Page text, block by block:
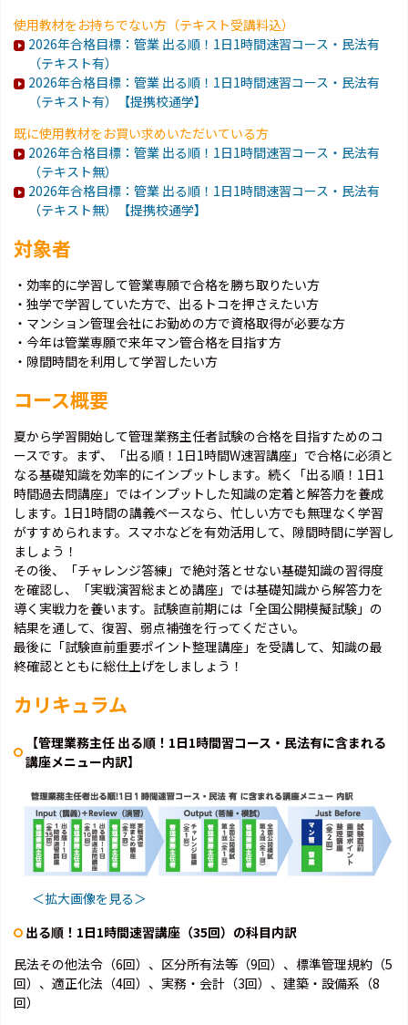
使用教材をお持ちでない方（テキスト受講料込）
2026年合格目標：管業 出る順！1日1時間速習コース・民法有
（テキスト有）
2026年合格目標：管業 出る順！1日1時間速習コース・民法有
（テキスト有）【提携校通学】
既に使用教材をお買い求めいただいている方
2026年合格目標：管業 出る順！1日1時間速習コース・民法有
（テキスト無）
2026年合格目標：管業 出る順！1日1時間速習コース・民法有
（テキスト無）【提携校通学】
対象者
・効率的に学習して管業専願で合格を勝ち取りたい方
・独学で学習していた方で、出るトコを押さえたい方
・マンション管理会社にお勤めの方で資格取得が必要な方
・今年は管業専願で来年マン管合格を目指す方
・隙間時間を利用して学習したい方
コース概要
夏から学習開始して管理業務主任者試験の合格を目指すためのコ
ースです。まず、「出る順！1日1時間W速習講座」で合格に必須と
なる基礎知識を効率的にインプットします。続く「出る順！1日1
時間過去問講座」ではインプットした知識の定着と解答力を養成
します。1日1時間の講義ペースなら、忙しい方でも無理なく学習
がすすめられます。スマホなどを有効活用して、隙間時間に学習し
ましょう！
その後、「チャレンジ答練」で絶対落とせない基礎知識の習得度
を確認し、「実戦演習総まとめ講座」では基礎知識から解答力を
導く実戦力を養います。試験直前期には「全国公開模擬試験」の
結果を通して、復習、弱点補強を行ってください。
最後に「試験直前重要ポイント整理講座」を受講して、知識の最
終確認とともに総仕上げをしましょう！
カリキュラム
【管理業務主任 出る順！1日1時間習コース・民法有に含まれる
講座メニュー内訳】
＜拡大画像を見る＞
出る順！1日1時間速習講座（35回）の科目内訳
民法その他法令（6回）、区分所有法等（9回）、標準管理規約（5
回）、適正化法（4回）、実務・会計（3回）、建築・設備系（8
回）